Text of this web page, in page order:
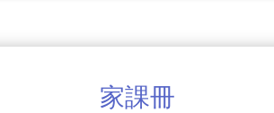
家課冊